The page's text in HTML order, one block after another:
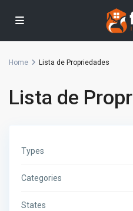
Home Lista de Propriedades
Lista de
Types
Categories
States